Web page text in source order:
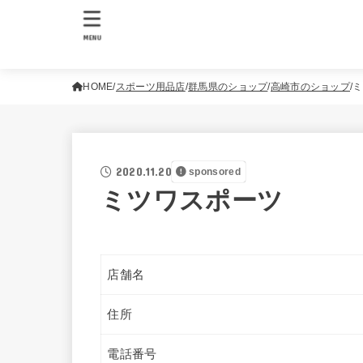
MENU
HOME スポーツ用品店 群馬県のショップ 高崎市のショップ
2020.11.20 sponsored
ミツワスポーツ
店舗名
住所
電話番号